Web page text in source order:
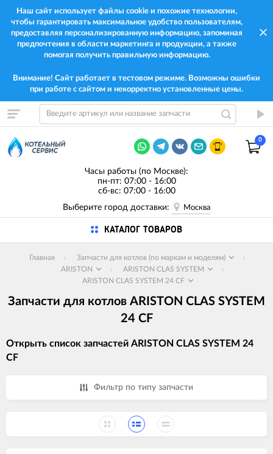
Наш сайт использует файлы cookie и похожие технологии,
чтобы гарантировать максимальное удобство пользователям,
предоставляя персонализированную информацию, запоминая
предпочтения в области маркетинга и продукции, а также
помогая получить правильную информацию.
Внимание! Сайт работает в тестовом режиме. Возможны ошибки
при работе с сайтом и некорректно установленные цены.
0
Часы работы (по Москве):
пн-пт: 07:00 - 16:00
сб-вс: 07:00 - 16:00
Выберите город доставки:
Москва
КАТАЛОГ ТОВАРОВ
Главная
Запчасти для котлов (по маркам и моделям)
ARISTON
ARISTON CLAS SYSTEM
ARISTON CLAS SYSTEM 24 CF
Запчасти для котлов ARISTON CLAS SYSTEM
24 CF
Открыть список запчастей ARISTON CLAS SYSTEM 24
CF
Фильтр по типу запчасти